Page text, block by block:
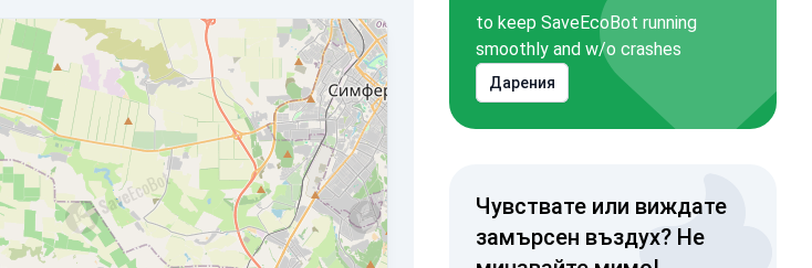
to keep SaveEcoBot running
smoothly and w/o crashes
Дарения
Чувствате или виждате
замърсен въздух? Не